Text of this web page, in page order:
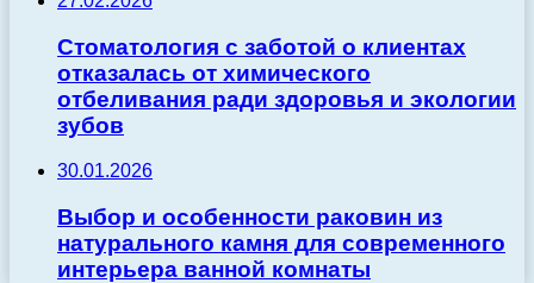
Стоматология с заботой о клиентах
отказалась от химического
отбеливания ради здоровья и экологии
зубов
30.01.2026
Выбор и особенности раковин из
натурального камня для современного
интерьера ванной комнаты